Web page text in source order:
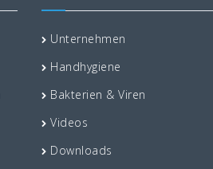
Unternehmen
Handhygiene
Bakterien & Viren
Videos
Downloads